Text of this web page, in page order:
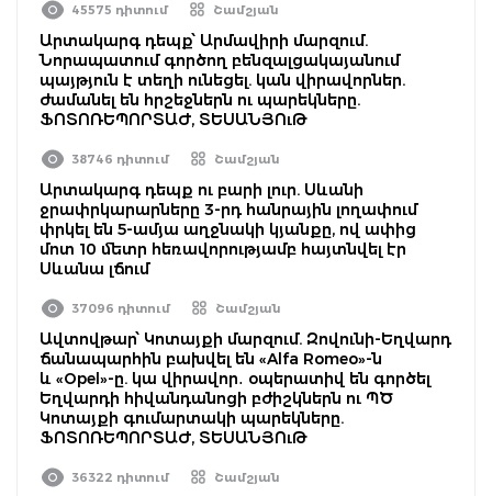
45575 դիտում Շամշյան
Արտակարգ դեպք՝ Արմավիրի մարզում.
Նորապատում գործող բենզալցակայանում
պայթյուն է տեղի ունեցել. կան վիրավորներ.
ժամանել են հրշեջներն ու պարեկները.
ՖՈՏՈՌԵՊՈՐՏԱԺ, ՏԵՍԱՆՅՈւԹ
38746 դիտում Շամշյան
Արտակարգ դեպք ու բարի լուր. Սևանի
ջրափրկարարները 3-րդ հանրային լողափում
փրկել են 5-ամյա աղջնակի կյանքը, ով ափից
մոտ 10 մետր հեռավորությամբ հայտնվել էր
Սևանա լճում
37096 դիտում Շամշյան
Ավտովթար՝ Կոտայքի մարզում. Զովունի-Եղվարդ
ճանապարհին բախվել են «Alfa Romeo»-ն
և «Opel»-ը. կա վիրավոր․ օպերատիվ են գործել
Եղվարդի հիվանդանոցի բժիշկներն ու ՊԾ
Կոտայքի գումարտակի պարեկները.
ՖՈՏՈՌԵՊՈՐՏԱԺ, ՏԵՍԱՆՅՈւԹ
36322 դիտում Շամշյան